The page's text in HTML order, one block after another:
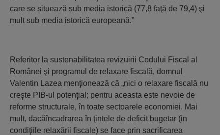
care se situează sub media istorică (77,8 faţă de 79,4) şi
mult sub media istorică europeană.”
Referitor la sustenabilitatea revizuirii Codului Fiscal al
Românei şi programul de relaxare fiscală, domnul
Valentin Lazea menţionează că „nici o relaxare fiscală nu
creşte PIB-ul potenţial; pentru aceasta este nevoie de
reforme structurale, în toate sectoarele economiei. Mai
mult, dacăîncadrarea în ţintele de deficit bugetar (in
condiţiile relaxării fiscale) se face prin sacrificarea